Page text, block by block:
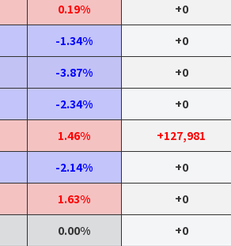
0.19%
+0
-1.34%
+0
-3.87%
+0
-2.34%
+0
1.46%
+127,981
-2.14%
+0
1.63%
+0
0.00%
+0